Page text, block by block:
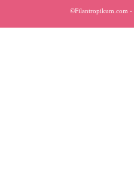
©Filantropikum.com -